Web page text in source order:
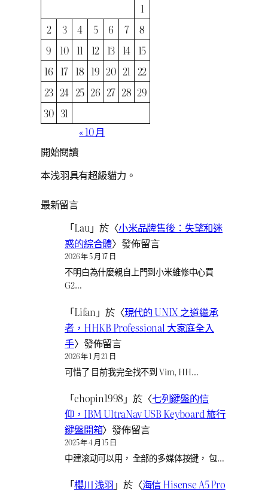
1
2
3 4 5 6 7
8
9
10 11 12 13 14 15
16 17 18 19 20 21 22
23 24 25 26 27 28 29
30 31
« 10 月
開始閱讀
本浅羽具有超級貓力。
最新留言
「Lau」於〈小米品牌售後：失望和迷
惑的綜合體〉發佈留言
2026 年 5 月 17 日
不明白為什麼親自上門到小米維修中心買
G2…
「Lifan 」於〈現代的 UNIX 之道繼承
者，HHKB Professional 大家庭全入
手〉發佈留言
2026 年 1 月 21 日
可惜了 目前我完全找不到 Vim, HH…
「chopin1998 」於〈七列鍵盤的信
仰，IBM UltraNav USB Keyboard 旅行
鍵盤開箱〉發佈留言
2025 年 4 月 15 日
中建滚动可以用， 全部的多媒体按键， 包…
「櫻川 浅羽 」於〈海信 Hisense A5 Pro